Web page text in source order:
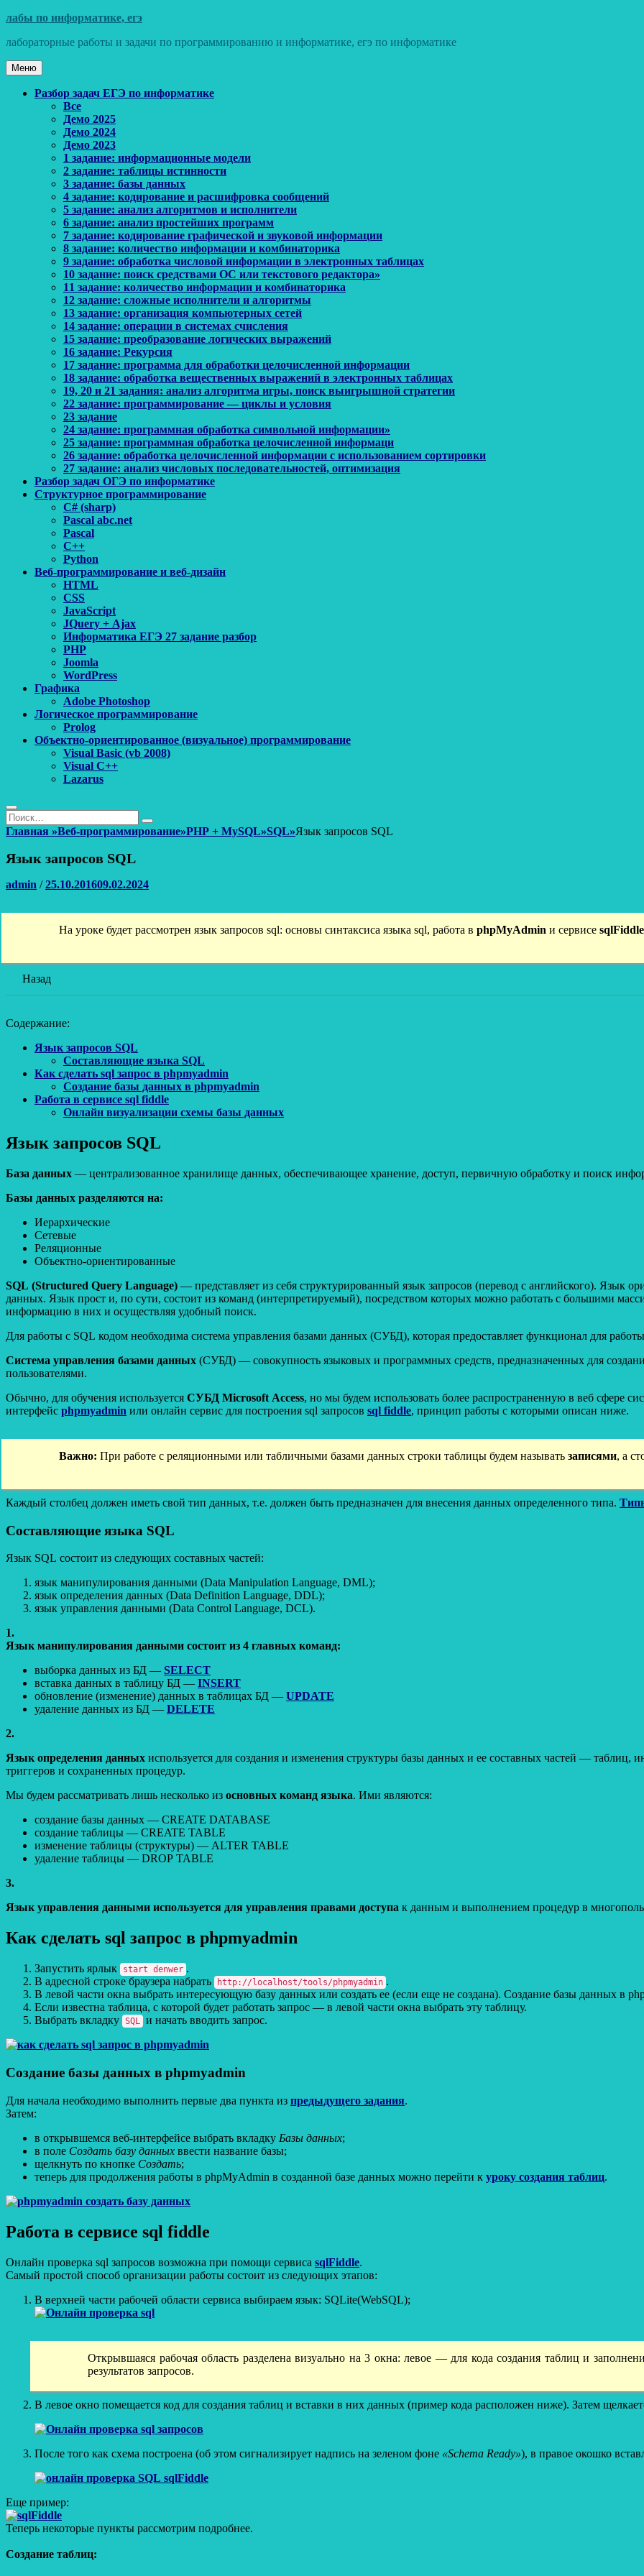
Перейти
содержимому
лабы по информатике, егэ
лабораторные работы и задачи по программированию и информатике, егэ по информатике
Меню
Основное
Разбор задач ЕГЭ по информатике
Все
Демо 2025
Демо 2024
Демо 2023
1 задание: информационные модели
2 задание: таблицы истинности
3 задание: базы данных
4 задание: кодирование и расшифровка сообщений
5 задание: анализ алгоритмов и исполнители
6 задание: анализ простейших программ
7 задание: кодирование графической и звуковой информации
8 задание: количество информации и комбинаторика
9 задание: обработка числовой информации в электронных таблицах
10 задание: поиск средствами ОС или текстового редактора»
11 задание: количество информации и комбинаторика
12 задание: сложные исполнители и алгоритмы
13 задание: организация компьютерных сетей
14 задание: операции в системах счисления
15 задание: преобразование логических выражений
16 задание: Рекурсия
17 задание: программа для обработки целочисленной информации
18 задание: обработка вещественных выражений в электронных таблицах
19, 20 и 21 задания: анализ алгоритма игры, поиск выигрышной стратегии
22 задание: программирование — циклы и условия
23 задание
24 задание: программная обработка символьной информации»
25 задание: программная обработка целочисленной информаци
26 задание: обработка целочисленной информации с использованием сортировки
27 задание: анализ числовых последовательностей, оптимизация
Разбор задач ОГЭ по информатике
Структурное программирование
C# (sharp)
Pascal abc.net
Pascal
С++
Python
Веб-программирование и веб-дизайн
HTML
CSS
JavaScript
JQuery + Ajax
Информатика ЕГЭ 27 задание разбор
PHP
Joomla
WordPress
Графика
Adobe Photoshop
Логическое программирование
Prolog
Объектно-ориентированное (визуальное) программирование
Visual Basic (vb 2008)
Visual C++
Lazarus
Поиск
Найти:
Поиск
Главная »Веб-программирование»PHP + MySQL»SQL»Язык запросов SQL
Язык запросов SQL
Автор
admin / Опубликовано
25.10.201609.02.2024
На уроке будет рассмотрен язык запросов sql: основы синтаксиса языка sql, работа в phpMyAdmin и сервисе sqlFiddle
Назад
Содержание:
Язык запросов SQL
Составляющие языка SQL
Как сделать sql запрос в phpmyadmin
Создание базы данных в phpmyadmin
Работа в сервисе sql fiddle
Онлайн визуализации схемы базы данных
Язык запросов SQL
База данных — централизованное хранилище данных, обеспечивающее хранение, доступ, первичную обработку и поиск
Базы данных разделяются на:
Иерархические
Сетевые
Реляционные
Объектно-ориентированные
SQL (Structured Query Language) — представляет из себя структурированный язык запросов (перевод с английского). Язык
данных. Язык прост и, по сути, состоит из команд (интерпретируемый), посредством которых можно работать с большими
информацию в них и осуществляя удобный поиск.
Для работы с SQL кодом необходима система управления базами данных (СУБД), которая предоставляет функционал для
Система управления базами данных (СУБД) — совокупность языковых и программных средств, предназначенных для
пользователями.
Обычно, для обучения используется СУБД Microsoft Access, но мы будем использовать более распространенную в веб сфере
интерфейс phpmyadmin или онлайн сервис для построения sql запросов sql fiddle, принцип работы с которыми описан ниже.
Важно: При работе с реляционными или табличными базами данных строки таблицы будем называть записями, а
Каждый столбец должен иметь свой тип данных, т.е. должен быть предназначен для внесения данных определенного типа.
Составляющие языка SQL
Язык SQL состоит из следующих составных частей:
язык манипулирования данными (Data Manipulation Language, DML);
язык определения данных (Data Definition Language, DDL);
язык управления данными (Data Control Language, DCL).
1.
Язык манипулирования данными состоит из 4 главных команд:
выборка данных из БД — SELECT
вставка данных в таблицу БД — INSERT
обновление (изменение) данных в таблицах БД — UPDATE
удаление данных из БД — DELETE
2.
Язык определения данных используется для создания и изменения структуры базы данных и ее составных частей — таблиц,
триггеров и сохраненных процедур.
Мы будем рассматривать лишь несколько из основных команд языка. Ими являются:
создание базы данных — CREATE DATABASE
создание таблицы — CREATE TABLE
изменение таблицы (структуры) — ALTER TABLE
удаление таблицы — DROP TABLE
3.
Язык управления данными используется для управления правами доступа к данным и выполнением процедур в
Как сделать sql запрос в phpmyadmin
Запустить ярлык start denwer .
В адресной строке браузера набрать
http://localhost/tools/phpmyadmin .
В левой части окна выбрать интересующую базу данных или создать ее (если еще не создана). Создание
Если известна таблица, с которой будет работать запрос — в левой части окна выбрать эту таблицу.
Выбрать вкладку SQL и начать вводить запрос.
Создание базы данных в phpmyadmin
Для начала необходимо выполнить первые два пункта из предыдущего задания.
Затем:
в открывшемся веб-интерфейсе выбрать вкладку Базы данных;
в поле Создать базу данных ввести название базы;
щелкнуть по кнопке Создать;
теперь для продолжения работы в phpMyAdmin в созданной базе данных можно перейти к уроку создания таблиц.
Работа в сервисе sql fiddle
Онлайн проверка sql запросов возможна при помощи сервиса sqlFiddle.
Самый простой способ организации работы состоит из следующих этапов:
В верхней части рабочей области сервиса выбираем язык: SQLite(WebSQL);
Открывшаяся рабочая область разделена визуально на 3 окна: левое — для кода создания таблиц и
результатов запросов.
В левое окно помещается код для создания таблиц и вставки в них данных (пример кода расположен ниже). Затем
После того как схема построена (об этом сигнализирует надпись на зеленом фоне «Schema Ready»), в правое окошко
Еще пример:
Теперь некоторые пункты рассмотрим подробнее.
Создание таблиц: